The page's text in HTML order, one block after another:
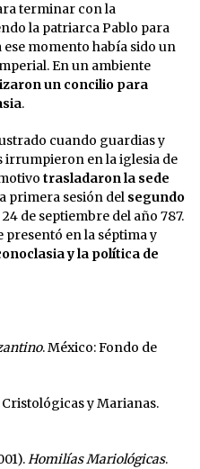
terminar con la
la patriarca Pablo para
ese momento había sido un
En un ambiente
un concilio para
.
cuando guardias y
en la iglesia de
trasladaron la sede
primera sesión del segundo
de septiembre del año 787.
presentó en la séptima y
y la política de
. México: Fondo de
Cristológicas y Marianas.
Homilías Mariológicas.